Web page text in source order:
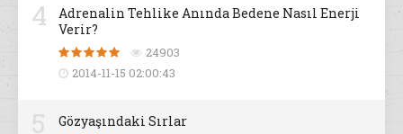
4
Adrenalin Tehlike Anında Bedene Nasıl Enerji
Verir?
24903
2014-11-15 02:00:43
Gözyaşındaki Sırlar